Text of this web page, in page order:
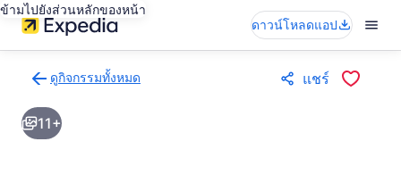
ข้ามไปยังส่วนหลักของหน้า
ดาวน์โหลดแอป
ดูกิจกรรมทั้งหมด
ไป
ยัง
หน้า
แชร์
11+